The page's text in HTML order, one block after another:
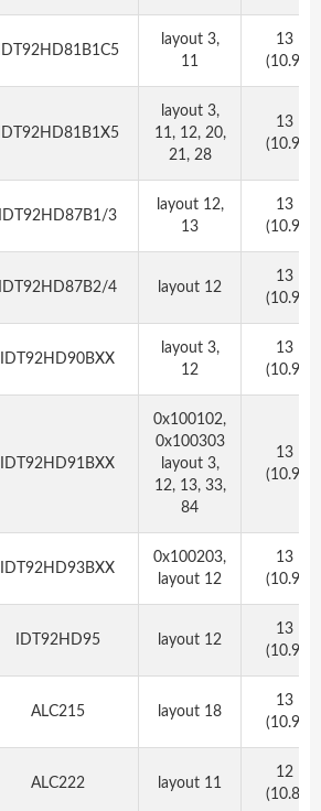
IDT92HD81B1C5
layout 3,
11
13
(10.9)
IDT92HD81B1X5
layout 3,
11, 12, 20,
21, 28
13
(10.9)
IDT92HD87B1/3
layout 12,
13
13
(10.9)
IDT92HD87B2/4 layout 12
13
(10.9)
IDT92HD90BXX
layout 3,
12
13
(10.9)
IDT92HD91BXX
0x100102,
0x100303
layout 3,
12, 13, 33,
84
13
(10.9)
IDT92HD93BXX
0x100203,
layout 12
13
(10.9)
IDT92HD95 layout 12
13
(10.9)
ALC215 layout 18
13
(10.9)
ALC222 layout 11
12
(10.8)